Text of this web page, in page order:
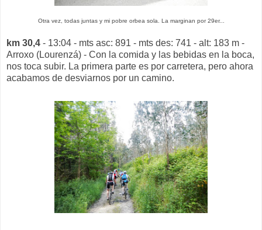
Otra vez, todas juntas y mi pobre orbea sola. La marginan por 29er...
km 30,4 - 13:04 - mts asc: 891 - mts des: 741 - alt: 183 m -
Arroxo (Lourenzá) - Con la comida y las bebidas en la boca,
nos toca subir. La primera parte es por carretera, pero ahora
acabamos de desviarnos por un camino.